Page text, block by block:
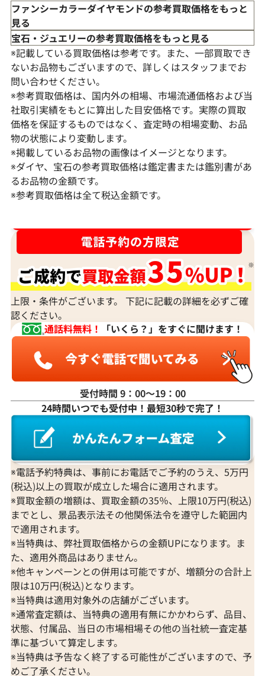
カシケイ リング 750 ブラウンダイヤモン
ド 1.00ct
参考買取価格
2023年9月18日時点
Pt900/K14WG
ヤモンド ピア
2021年11月12
Pt900 ピンクダイヤモンド・ダイヤモン
ド リング 0.39・1.43 ct
参考買取価格
ASK
2021年11月12日時点
Pt850/Pt900
ヤモンド ペン
参考買取価格
ASK
2021年10月21
ファンシーカラーダイヤモンドの参考買取価格をもっと
見る
宝石・ジュエリーの参考買取価格をもっと見る
※記載している買取価格は参考です。また、一部買取でき
ないお品物もございますので、詳しくはスタッフまでお
問い合わせください。
※参考買取価格は、国内外の相場、市場流通価格および当
社取引実績をもとに算出した目安価格です。実際の買取
価格を保証するものではなく、査定時の相場変動、お品
物の状態により変動します。
※掲載しているお品物の画像はイメージとなります。
※ダイヤ、宝石の参考買取価格は鑑定書または鑑別書があ
るお品物の金額です。
※参考買取価格は全て税込金額です。
上限・条件がございます。 下記に記載の詳細を必ずご確
認ください。
通話料無料！
「いくら？」をすぐに聞けます！
受付時間 9：00〜19：00
24時間いつでも受付中！最短30秒で完了！
※電話予約特典は、事前にお電話でご予約のうえ、5万円
(税込)以上の買取が成立した場合に適用されます。
※買取金額の増額は、買取金額の35％、上限10万円(税込)
までとし、景品表示法その他関係法令を遵守した範囲内
で適用されます。
※当特典は、弊社買取価格からの金額UPになります。ま
た、適用外商品はありません。
※他キャンペーンとの併用は可能ですが、増額分の合計上
限は10万円(税込)となります。
※当特典は適用対象外の店舗がございます。
※通常査定額は、当特典の適用有無にかかわらず、品目、
状態、付属品、当日の市場相場その他の当社統一査定基
準に基づいて算定します。
※当特典は予告なく終了する可能性がございますので、予
めご了承ください。